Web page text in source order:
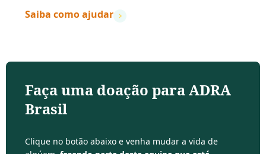
Saiba como ajudar
Faça uma doação para ADRA
Brasil
Clique no botão abaixo e venha mudar a vida de